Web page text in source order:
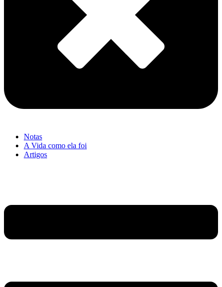
Notas
A Vida como ela foi
Artigos